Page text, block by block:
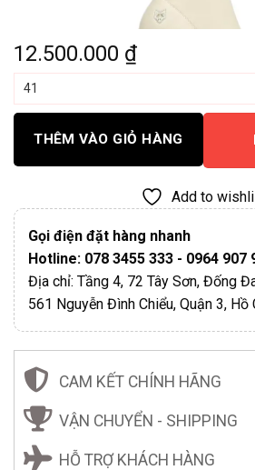
12.500.000 ₫
THÊM VÀO GIỎ HÀNG
Add to
Gọi điện đặt hàng nhanh
Hotline: 078 3455 333 - 0964 907
Địa chỉ: Tầng 4, 72 Tây Sơn, Đống
561 Nguyễn Đình Chiểu, Quận 3, Hồ
CAM KẾT CHÍNH HÃNG
VẬN CHUYỂN - SHIPPING
HỖ TRỢ KHÁCH HÀNG